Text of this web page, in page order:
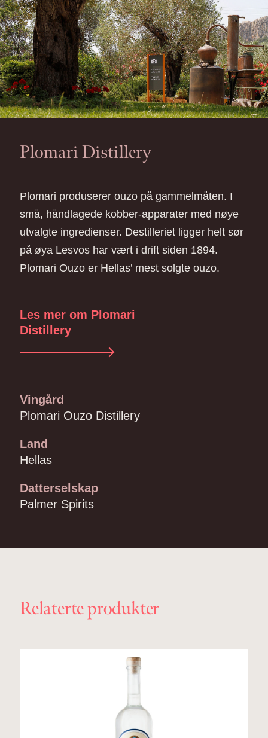
Plomari Distillery
Plomari produserer ouzo på gammelmåten. I
små, håndlagede kobber-apparater med nøye
utvalgte ingredienser. Destilleriet ligger helt sør
på øya Lesvos har vært i drift siden 1894.
Plomari Ouzo er Hellas’ mest solgte ouzo.
Les mer om Plomari
Distillery
Vingård
Plomari Ouzo Distillery
Land
Hellas
Datterselskap
Palmer Spirits
Relaterte produkter